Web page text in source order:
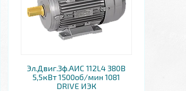
Эл.Двиг.3ф.АИС 112L4 380В
5,5кВт 1500об/мин 1081
DRIVE ИЭК